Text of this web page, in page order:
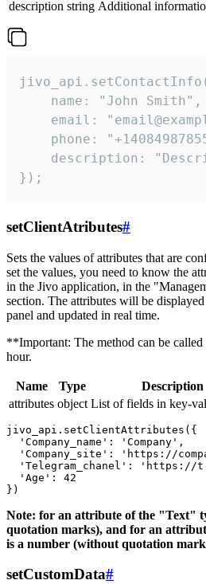
description string Additional
    name: "John Smith",
email:
phone:
description:
});
setClientAtributes#
Sets the values ​​of attributes that are
set the values, you need to know the
in the Jivo application, in the
section. The attributes will be
panel and updated in real time.
**Important: The method can be
hour.
Name Type
Description
attributes object List of fields in key-
jivo_api.setClientAttributes({
  'Company_name': 'Company',
'Company_site': 'https://
'Telegram_chanel': 'https://
  'Age': 42
Note: for an attribute of the "Text"
quotation marks), and for an
is a number (without quotation
setCustomData#